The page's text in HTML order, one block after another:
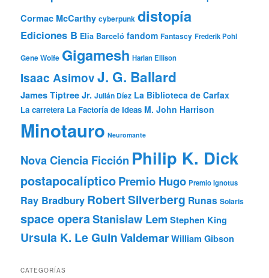
Cormac McCarthy cyberpunk distopía
Ediciones B Elia Barceló fandom Fantascy Frederik Pohl
Gene Wolfe Gigamesh Harlan Ellison
Isaac AsimovJ. G. Ballard
James Tiptree Jr. Julián Díez La Biblioteca de Carfax
La carretera La Factoría de Ideas M. John Harrison
Minotauro Neuromante
Nova Ciencia Ficción Philip K. Dick
postapocalípticoPremio Hugo Premio Ignotus
Ray Bradbury Robert Silverberg Runas Solaris
space operaStanislaw Lem Stephen King
Ursula K. Le GuinValdemarWilliam Gibson
CATEGORÍAS